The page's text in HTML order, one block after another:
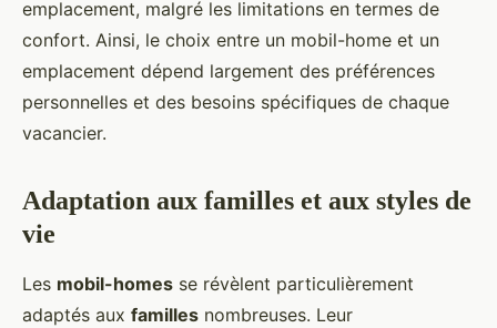
emplacement, malgré les limitations en termes de
confort. Ainsi, le choix entre un mobil-home et un
emplacement dépend largement des préférences
personnelles et des besoins spécifiques de chaque
vacancier.
Adaptation aux familles et aux styles de
vie
Les mobil-homes se révèlent particulièrement
adaptés aux familles nombreuses. Leur